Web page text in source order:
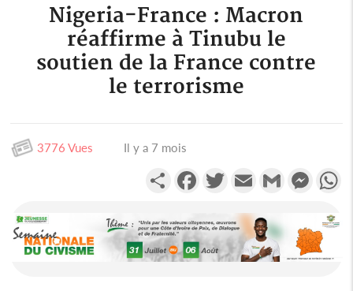
Nigeria-France : Macron
réaffirme à Tinubu le
soutien de la France contre
le terrorisme
3776 Vues Il y a 7 mois
PartagerFacebookTwitterEmail Gmail